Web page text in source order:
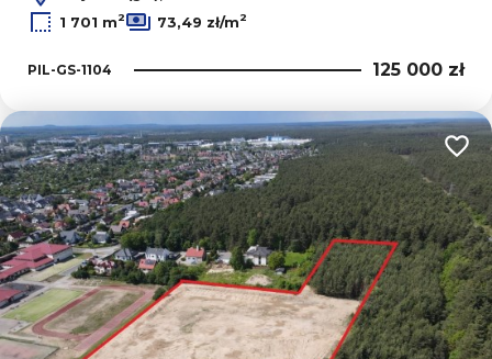
1 701 m2 73,49 zł/m2
PIL-GS-1104 125 000 zł